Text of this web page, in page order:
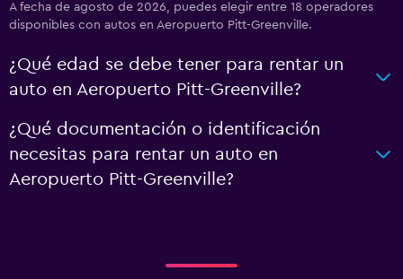
A fecha de agosto de 2026, puedes elegir entre 18 operadores
disponibles con autos en Aeropuerto Pitt-Greenville.
¿Qué edad se debe tener para rentar un
auto en Aeropuerto Pitt-Greenville?
¿Qué documentación o identificación
necesitas para rentar un auto en
Aeropuerto Pitt-Greenville?